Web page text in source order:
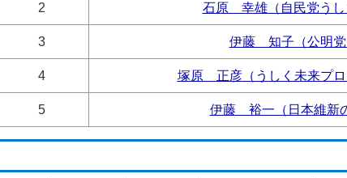
2 石原 幸雄（自民党うし
3 伊藤 知子（公明党
4 塚原 正彦（うしく未来プロ
5 伊藤 裕一（日本維新